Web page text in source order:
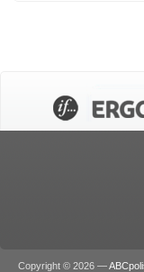
Copyright © 2026 —